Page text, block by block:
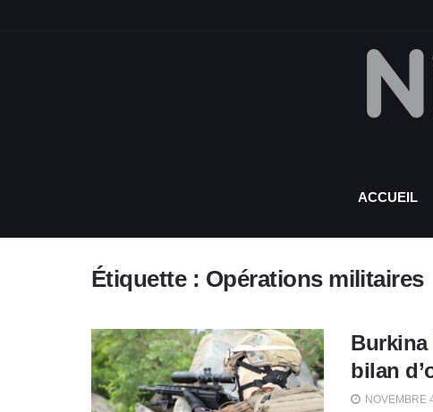
ACCUEIL
Étiquette : Opérations militaires
Burkina
bilan
NOVEMBRE